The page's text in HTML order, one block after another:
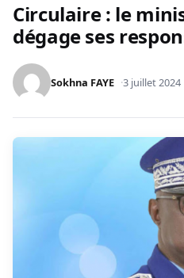
Circulaire : le
dégage ses
Sokhna FAYE 3 juillet 2024